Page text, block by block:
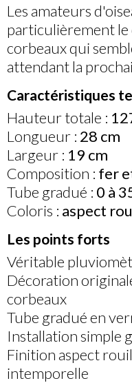
Les amateurs
particulièrement le
corbeaux qui
attendant la
Caractéristiques
Hauteur totale :
Longueur : 28 cm
Largeur : 19 cm
Composition : fer
Tube gradué : 0 à
Coloris : aspect
Les points forts
Véritable
Décoration
corbeaux
Tube gradué en
Installation simple
Finition aspect
intemporelle